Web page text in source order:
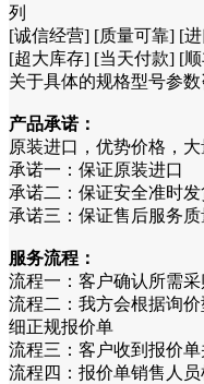
列
[诚信经营] [质量可靠] [
[超大库存] [当天付款] [
关于具体的规格型号参数
产品承诺：
原装进口，优势价格，大
承诺一：保证原装进口
承诺二：保证安全准时发
承诺三：保证售后服务质
服务流程：
流程一：客户确认所需
流程二：我方会根据询
细正规报价单
流程三：客户收到报价
流程四：报价单销售人